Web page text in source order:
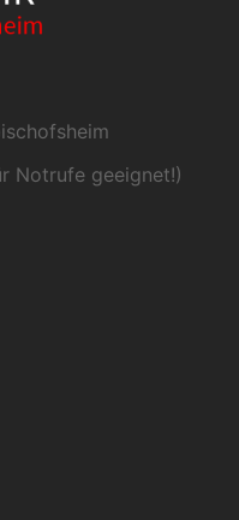
Notrufe geeignet!)